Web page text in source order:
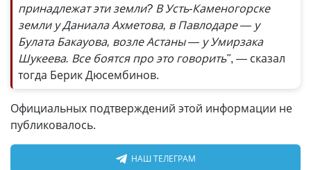
принадлежат эти земли? В Усть-Каменогорске
земли у Даниала Ахметова, в Павлодаре — у
Булата Бакауова, возле Астаны — у Умирзака
Шукеева. Все боятся про это говорить", — сказал
тогда Берик Дюсембинов.
Официальных подтверждений этой информации не
публиковалось.
НАШ ТЕЛЕГРАМ